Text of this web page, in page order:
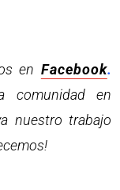
en Facebook.
comunidad en
nuestro trabajo